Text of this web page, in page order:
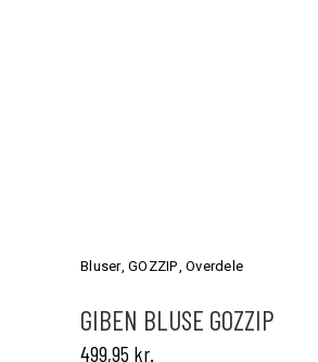
varianter.
Mulighederne
kan
Bluser,GOZZIP,Overdele
GIBEN BLUSE GOZZIP
499,95 kr.